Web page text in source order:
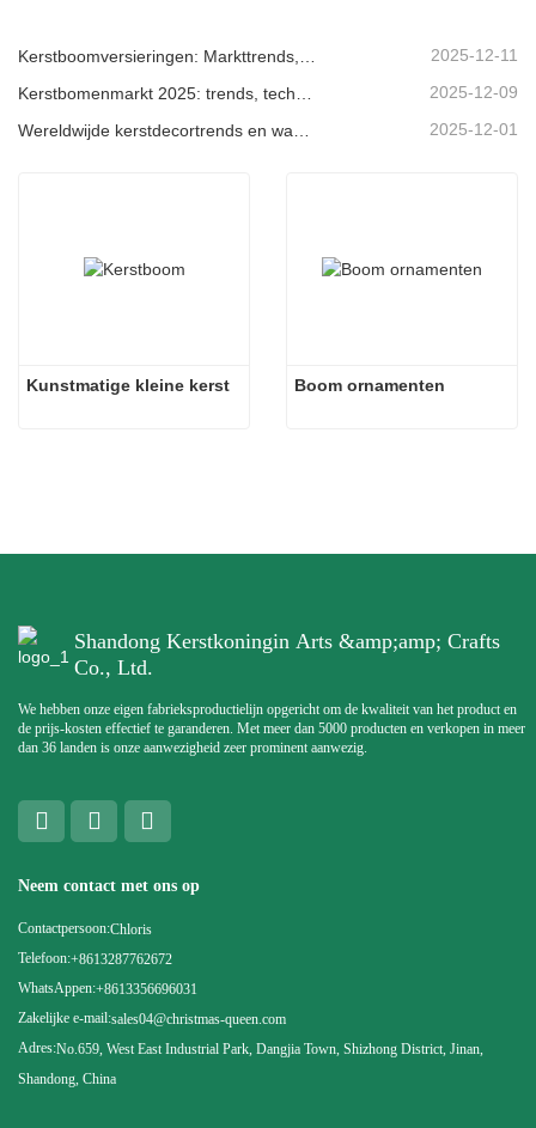
2025-12-11
2025-12-09
Wereldwijde kerstdecortrends en waarom Christmas Queen de markt blijft leiden 2025-12-01
Kunstmatige kleine kerst Boom ornamenten
Shandong Kerstkoningin Arts &amp;amp; Crafts
Co., Ltd.
We hebben onze eigen fabrieksproductielijn opgericht om de kwaliteit van het product en
de prijs-kosten effectief te garanderen. Met meer dan 5000 producten en verkopen in meer
dan 36 landen is onze aanwezigheid zeer prominent aanwezig.
Neem contact met ons op
Contactpersoon:Chloris
Telefoon:+8613287762672
WhatsAppen:+8613356696031
Zakelijke e-mail:sales04@christmas-queen.com
Adres:No.659, West East Industrial Park, Dangjia Town, Shizhong District, Jinan,
Shandong, China